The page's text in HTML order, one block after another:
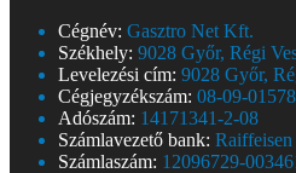
Cégnév: Gasztro Net Kft.
Székhely: 9028 Győr, Régi
Levelezési cím: 9028 Győr,
Cégjegyzékszám: 08-09-
Adószám: 14171341-2-08
Számlavezető bank:
Számlaszám: 12096729-